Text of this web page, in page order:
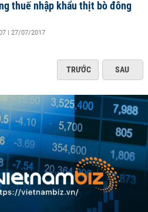
thuế nhập khẩu thịt bò đông
| 27/07/2017
TRƯỚC SAU